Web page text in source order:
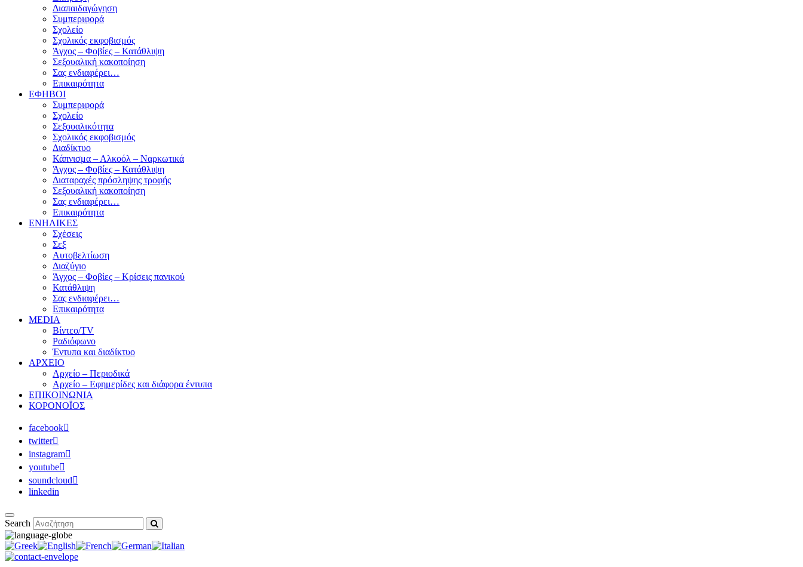
Διαπαιδαγώγηση
Συμπεριφορά
Σχολείο
Σχολικός εκφοβισμός
Άγχος – Φοβίες – Κατάθλιψη
Σεξουαλική κακοποίηση
Σας ενδιαφέρει…
Επικαιρότητα
ΕΦΗΒΟΙ
Συμπεριφορά
Σχολείο
Σεξουαλικότητα
Σχολικός εκφοβισμός
Διαδίκτυο
Κάπνισμα – Αλκοόλ – Ναρκωτικά
Άγχος – Φοβίες – Κατάθλιψη
Διαταραχές πρόσληψης τροφής
Σεξουαλική κακοποίηση
Σας ενδιαφέρει…
Επικαιρότητα
ΕΝΗΛΙΚΕΣ
Σχέσεις
Σεξ
Αυτοβελτίωση
Διαζύγιο
Άγχος – Φοβίες – Κρίσεις πανικού
Κατάθλιψη
Σας ενδιαφέρει…
Επικαιρότητα
MEDIA
Βίντεο/TV
Ραδιόφωνο
Έντυπα και διαδίκτυο
ΑΡΧΕΙΟ
Αρχείο – Περιοδικά
Αρχείο – Εφημερίδες και διάφορα έντυπα
ΕΠΙΚΟΙΝΩΝΙΑ
ΚΟΡΟΝΟΪΟΣ
facebook
twitter
instagram
youtube
soundcloud
linkedin
Search